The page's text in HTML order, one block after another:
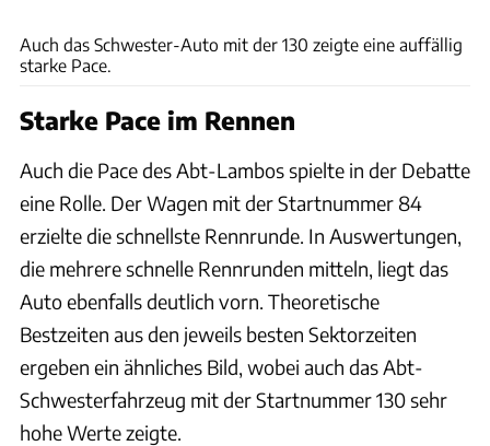
Auch das Schwester-Auto mit der 130 zeigte eine auffällig
starke Pace.
Starke Pace im Rennen
Auch die Pace des Abt-Lambos spielte in der Debatte
eine Rolle. Der Wagen mit der Startnummer 84
erzielte die schnellste Rennrunde. In Auswertungen,
die mehrere schnelle Rennrunden mitteln, liegt das
Auto ebenfalls deutlich vorn. Theoretische
Bestzeiten aus den jeweils besten Sektorzeiten
ergeben ein ähnliches Bild, wobei auch das Abt-
Schwesterfahrzeug mit der Startnummer 130 sehr
hohe Werte zeigte.